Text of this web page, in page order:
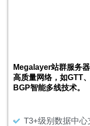
Megalayer站群服务
高质量网络，如GTT
BGP智能多线技术。
T3+级别数据中心